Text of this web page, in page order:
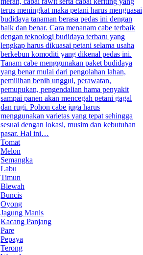
terus meningkat maka petani harus menguasai
budidaya tanaman berasa pedas ini dengan
baik dan benar. Cara menanam cabe terbaik
dengan teknologi budidaya terbaru yang
lengkap harus dikuasai petani selama usaha
berkebun komoditi yang dikenal pedas ini.
Tanam cabe menggunakan paket budidaya
yang benar mulai dari pengolahan lahan,
pemilihan benih unggul, perawatan,
pemupukan, pengendalian hama penyakit
sampai panen akan mencegah petani gagal
dan rugi. Pohon cabe juga harus
menggunakan varietas yang tepat sehingga
sesuai dengan lokasi, musim dan kebutuhan
pasar. Hal ini…
Tomat
Melon
Semangka
Labu
Timun
Blewah
Buncis
Oyong
Jagung Manis
Kacang Panjang
Pare
Pepaya
Terong